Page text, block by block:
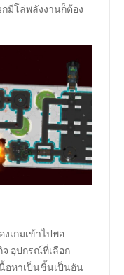
มีโล่พลังงานก็ต้อง
เกมเข้าไปพอ
จ อุปกรณ์ที่เลือก
อหาเป็นชิ้นเป็นอัน